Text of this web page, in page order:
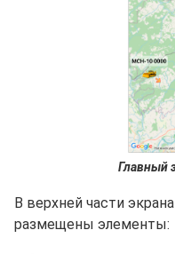
Главный
В верхней части
размещены элементы: